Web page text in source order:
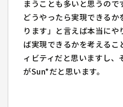
「できない理由」を探すこ
まうことも多いと思うので
どうやったら実現できる
ります」と言えば本当に
れば実現できるかを考える
ティビティだと思いますし
まうことも多いと思うので
どうやったら実現できるか
ります」と言えば本当に
ば実現できるかを考えるこ
ィビティだと思いますし、
がSun*だと思います。